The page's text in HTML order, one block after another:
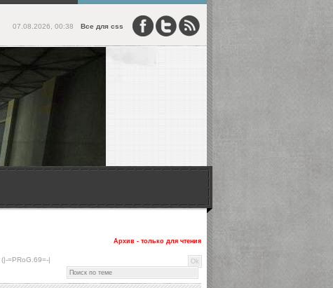
07.08.2026, 00:38 Все для css
Архив - только для чтения
(|-=PRoG.69=-|